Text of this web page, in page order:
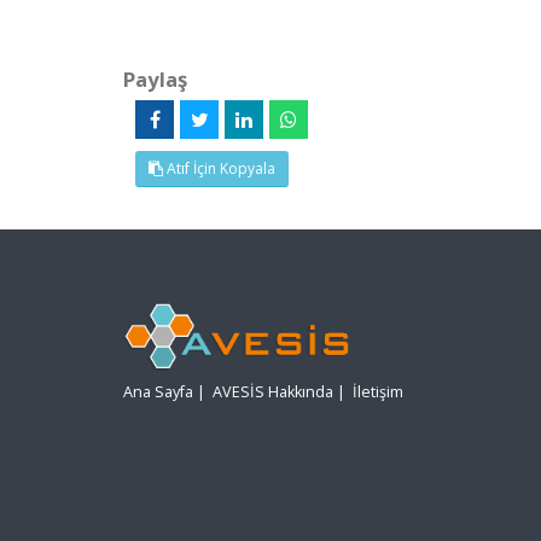
Paylaş
Atıf İçin Kopyala
Ana Sayfa | AVESİS Hakkında | İletişim